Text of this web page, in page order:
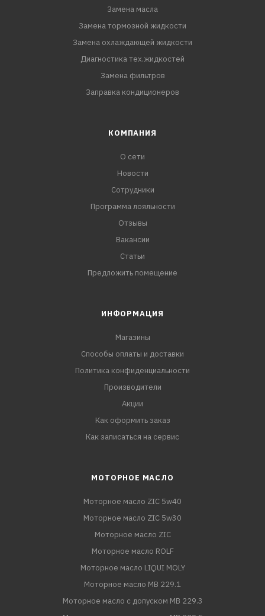
Замена масла
Замена тормозной жидкости
Замена охлаждающей жидкости
Диагностика тех.жидкостей
Замена фильтров
Заправка кондиционеров
КОМПАНИЯ
О сети
Новости
Сотрудники
Программа лояльности
Отзывы
Вакансии
Статьи
Предложить помещение
ИНФОРМАЦИЯ
Магазины
Способы оплаты и доставки
Политика конфиденциальности
Производители
Акции
Как оформить заказ
Как записаться на сервис
МОТОРНОЕ МАСЛО
Моторное масло ZIC 5w40
Моторное масло ZIC 5w30
Моторное масло ZIC
Моторное масло ROLF
Моторное масло LIQUI MOLY
Моторное масло MB 229.1
Моторное масло с допуском MB 229.3